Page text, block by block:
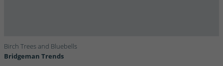
Birch Trees and Bluebells
Bridgeman Trends